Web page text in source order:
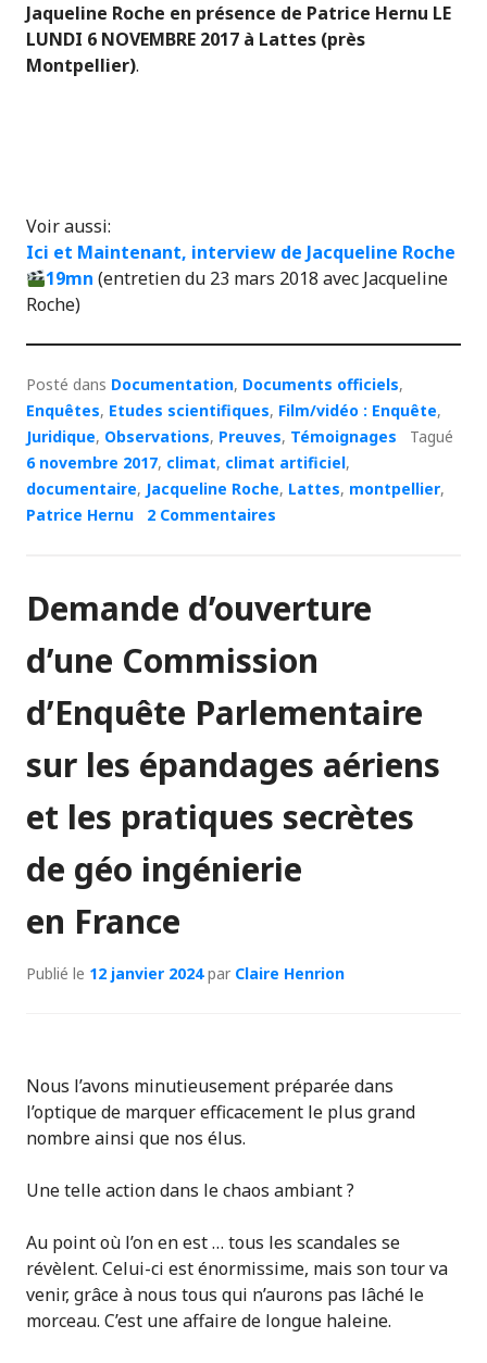
Jaqueline Roche en présence de Patrice Hernu LE
LUNDI 6 NOVEMBRE 2017 à Lattes (près
Montpellier).
Voir aussi:
Ici et Maintenant, interview de Jacqueline Roche
19mn (entretien du 23 mars 2018 avec Jacqueline
Roche)
Posté dans Documentation, Documents officiels,
Enquêtes, Etudes scientifiques, Film/vidéo : Enquête,
Juridique, Observations, Preuves, Témoignages
Tagué
6 novembre 2017, climat, climat artificiel,
documentaire, Jacqueline Roche, Lattes, montpellier,
Patrice Hernu
2 Commentaires
Demande d’ouverture
d’une Commission
d’Enquête Parlementaire
sur les épandages aériens
et les pratiques secrètes
de géo ingénierie
en France
Publié le 12 janvier 2024par Claire Henrion
Nous l’avons minutieusement préparée dans
l’optique de marquer efficacement le plus grand
nombre ainsi que nos élus.
Une telle action dans le chaos ambiant ?
Au point où l’on en est … tous les scandales se
révèlent. Celui-ci est énormissime, mais son tour va
venir, grâce à nous tous qui n’aurons pas lâché le
morceau. C’est une affaire de longue haleine.